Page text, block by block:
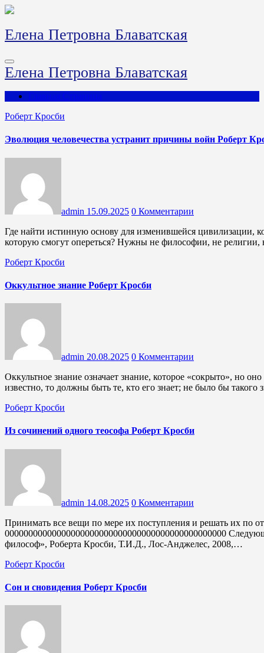
Перейти
содержимому
Елена Петровна Блаватская
Елена Петровна Блаватская
Главная Страница
Роберт Кросби
Эволюция человечества устранит причины войн Роберт
admin 15.09.2025 0 Комментарии
Где найти истинную основу для изменившейся цивилизации, которую все мужчины и женщины смогут увидеть и на
которую смогут опереться? Нужны не философии, не
Роберт Кросби
Оккультное знание Роберт Кросби
admin 20.08.2025 0 Комментарии
Оккультное знание означает знание, которое «сокрыто», но оно также означает знание, которое известно. Если это знание
известно, то должны быть те, кто его знает; не было бы такого
Роберт Кросби
Из сочинений одного теософа Роберт Кросби
admin 14.08.2025 0 Комментарии
Принимать все вещи по мере их поступления и решать их по отдельности изо дня в день.
00000000000000000000000000000000000000000000000
философ», Роберта Кросби, Т.И.Д., Лос-Анджелес, 2008,…
Роберт Кросби
Сон и сновидения Роберт Кросби